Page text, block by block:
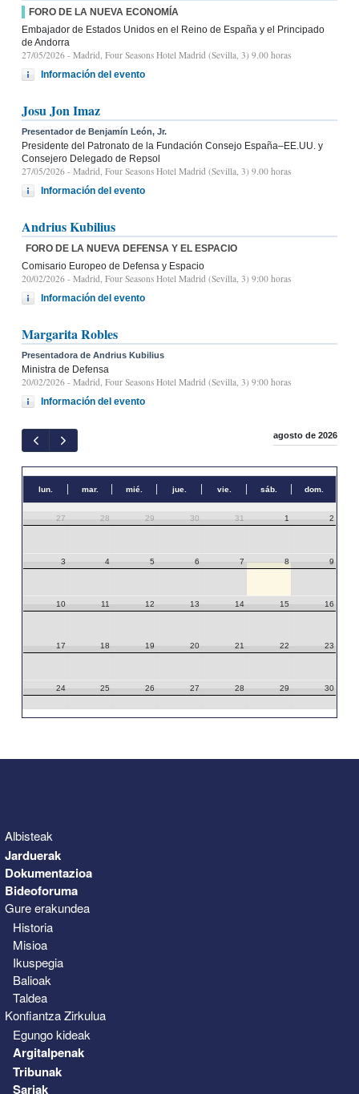
FORO DE LA NUEVA ECONOMÍA
Embajador de Estados Unidos en el Reino de España y el Principado
de Andorra
27/05/2026 - Madrid, Four Seasons Hotel Madrid (Sevilla, 3) 9.00 horas
Información del evento
Josu Jon Imaz
Presentador de Benjamín León, Jr.
Presidente del Patronato de la Fundación Consejo España–EE.UU. y
Consejero Delegado de Repsol
27/05/2026 - Madrid, Four Seasons Hotel Madrid (Sevilla, 3) 9.00 horas
Información del evento
Andrius Kubilius
FORO DE LA NUEVA DEFENSA Y EL ESPACIO
Comisario Europeo de Defensa y Espacio
20/02/2026 - Madrid, Four Seasons Hotel Madrid (Sevilla, 3) 9:00 horas
Información del evento
Margarita Robles
Presentadora de Andrius Kubilius
Ministra de Defensa
20/02/2026 - Madrid, Four Seasons Hotel Madrid (Sevilla, 3) 9:00 horas
Información del evento
agosto de 2026
lun. mar. mié. jue. vie. sáb. dom.
27 28 29 30 31 1 2
3 4 5 6 7 8 9
10 11 12 13 14 15 16
17 18 19 20 21 22 23
24 25 26 27 28 29 30
Albisteak
Jarduerak
Dokumentazioa
Bideoforuma
Gure erakundea
Historia
Misioa
Ikuspegia
Balioak
Taldea
Konfiantza Zirkulua
Egungo kideak
Argitalpenak
Tribunak
Sariak